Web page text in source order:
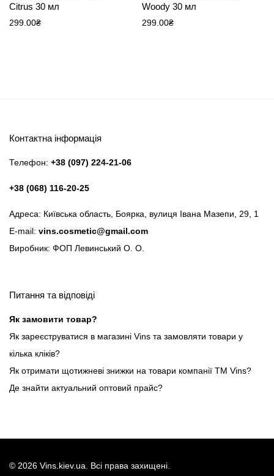
Citrus 30 мл
299.00₴
Woody 30 мл
299.00₴
Контактна інформація
Телефон: +38 (097) 224-21-06
+38 (068) 116-20-25
Адреса: Київська область, Боярка, вулиця Івана Мазепи, 29, 1
E-mail: vins.cosmetic@gmail.com
Виробник: ФОП Левинський О. О.
Питання та відповіді
Як замовити товар?
Як зареєструватися в магазині Vins та замовляти товари у
кілька кліків?
Як отримати щотижневі знижки на товари компанії ТМ Vins?
Де знайти актуальний оптовий прайс?
© 2026 Vins.kiev.ua. Всі права захищені.